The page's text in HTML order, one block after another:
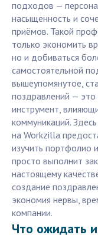
подходов —
насыщенность и
приёмов. Такой
только экономить
но и добиваться
самостоятельной
вышеупомянутое,
поздравлений — это
инструмент,
коммуникаций.
на Workzilla
изучить портфолио
просто выполнит
настоящему
создание
экономия нервы,
компании.
Что ожидать